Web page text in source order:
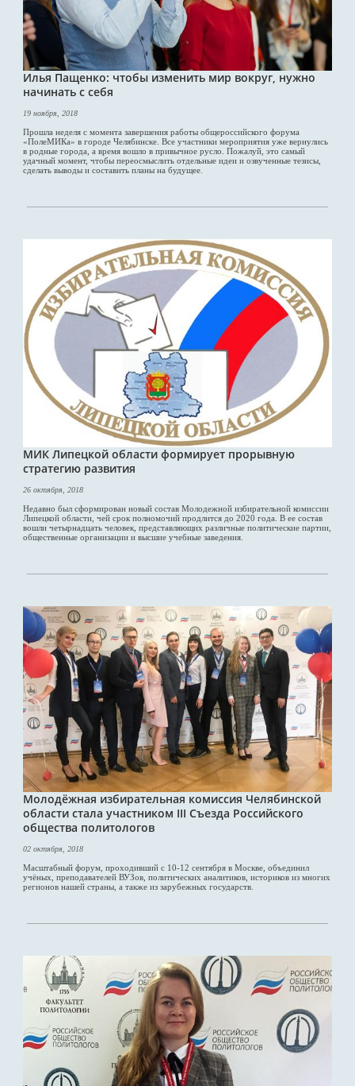
Илья Пащенко: чтобы изменить мир вокруг, нужно
начинать с себя
19 ноября, 2018
Прошла неделя с момента завершения работы общероссийского форума
«ПолеМИКа» в городе Челябинске. Все участники мероприятия уже вернулись
в родные города, а время вошло в привычное русло. Пожалуй, это самый
удачный момент, чтобы переосмыслить отдельные идеи и озвученные тезисы,
сделать выводы и составить планы на будущее.
МИК Липецкой области формирует прорывную
стратегию развития
26 октября, 2018
Недавно был сформирован новый состав Молодежной избирательной комиссии
Липецкой области, чей срок полномочий продлится до 2020 года. В ее состав
вошли четырнадцать человек, представляющих различные политические партии,
общественные организации и высшие учебные заведения.
Молодёжная избирательная комиссия Челябинской
области стала участником III Съезда Российского
общества политологов
02 октября, 2018
Масштабный форум, проходивший с 10-12 сентября в Москве, объединил
учёных, преподавателей ВУЗов, политических аналитиков, историков из многих
регионов нашей страны, а также из зарубежных государств.